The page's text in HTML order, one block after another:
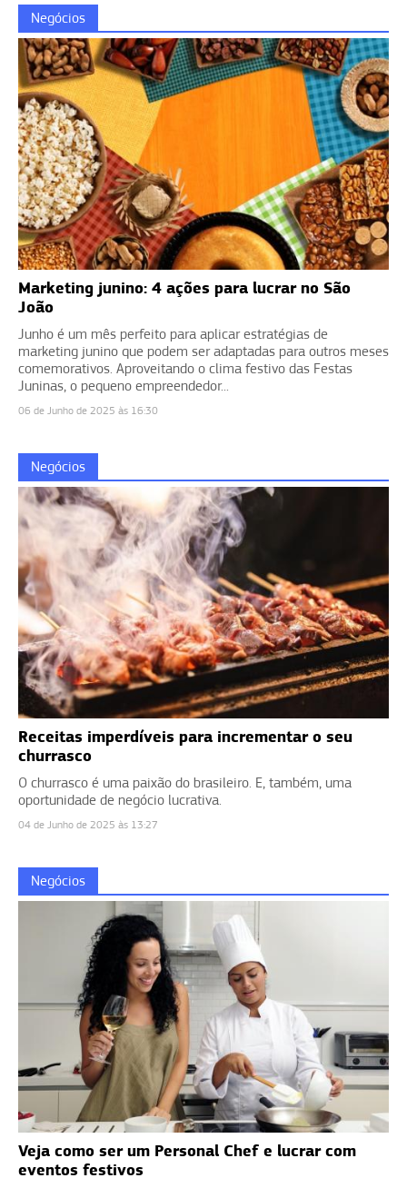
Negócios
Marketing junino: 4 ações para lucrar no São
João
Junho é um mês perfeito para aplicar estratégias de
marketing junino que podem ser adaptadas para outros meses
comemorativos. Aproveitando o clima festivo das Festas
Juninas, o pequeno empreendedor...
06 de Junho de 2025 às 16:30
Negócios
Receitas imperdíveis para incrementar o seu
churrasco
O churrasco é uma paixão do brasileiro. E, também, uma
oportunidade de negócio lucrativa.
04 de Junho de 2025 às 13:27
Negócios
Veja como ser um Personal Chef e lucrar com
eventos festivos